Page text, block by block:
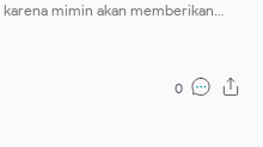
mimin akan memberikan